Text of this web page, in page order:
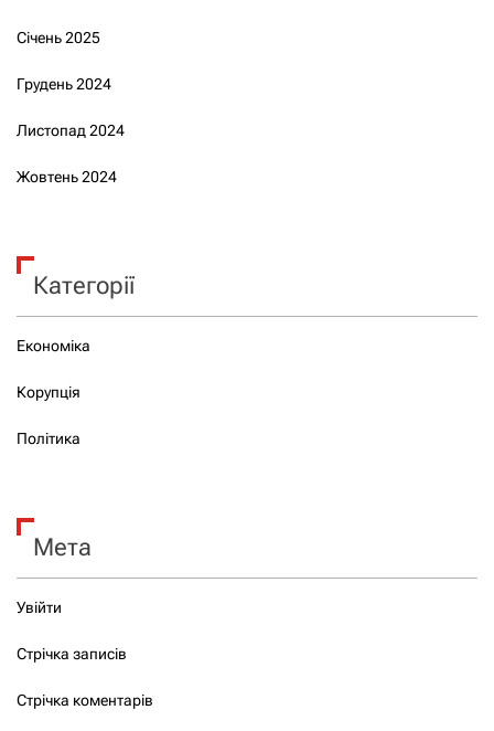
Січень 2025
Грудень 2024
Листопад 2024
Жовтень 2024
Категорії
Економіка
Корупція
Політика
Мета
Увійти
Стрічка записів
Стрічка коментарів